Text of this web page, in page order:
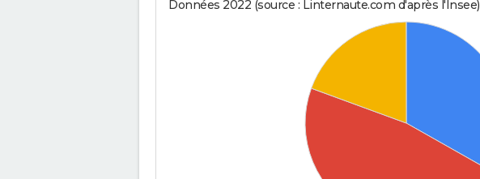
Données 2022 (source : Linternaute.com d'après l'Insee)